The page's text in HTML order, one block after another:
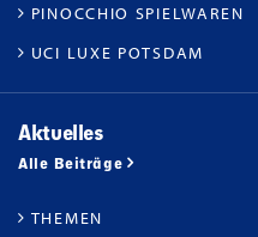
PINOCCHIO SPIELWAREN
UCI LUXE POTSDAM
Aktuelles
Alle Beiträge
THEMEN